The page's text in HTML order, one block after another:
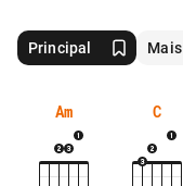
Principal Mais
Am C